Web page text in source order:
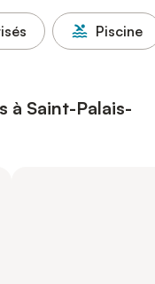
Piscine
à Saint-Palais-